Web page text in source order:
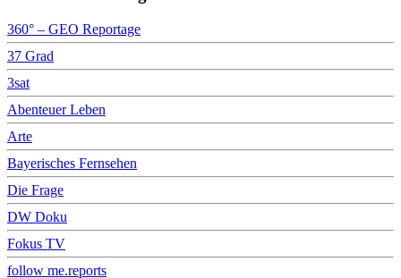
360° – GEO Reportage
37 Grad
3sat
Abenteuer Leben
Arte
Bayerisches Fernsehen
Die Frage
DW Doku
Fokus TV
follow me.reports